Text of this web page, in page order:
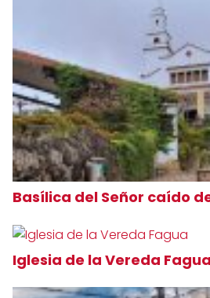
Basílica del Señor caído
Iglesia de la Vereda Fagua